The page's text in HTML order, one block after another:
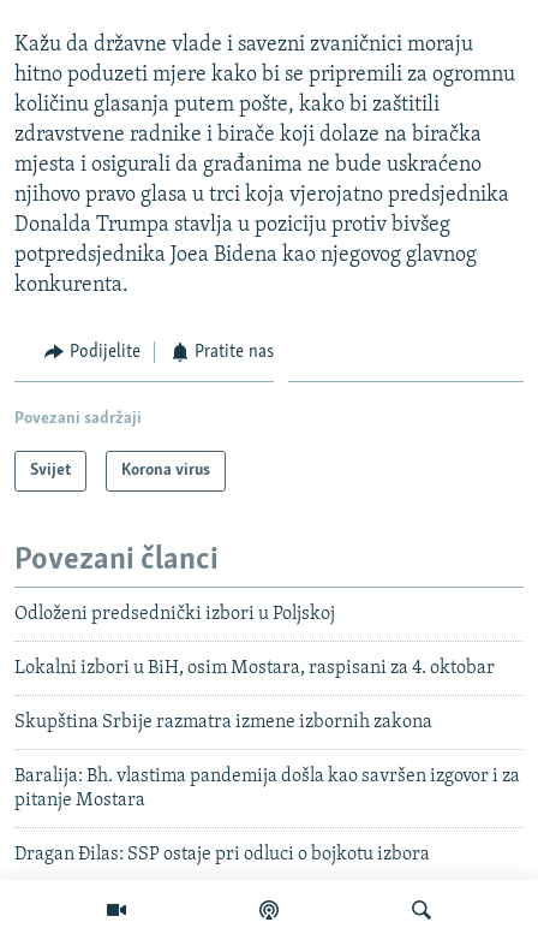
Kažu da državne vlade i savezni zvaničnici moraju
hitno poduzeti mjere kako bi se pripremili za ogromnu
količinu glasanja putem pošte, kako bi zaštitili
zdravstvene radnike i birače koji dolaze na biračka
mjesta i osigurali da građanima ne bude uskraćeno
njihovo pravo glasa u trci koja vjerojatno predsjednika
Donalda Trumpa stavlja u poziciju protiv bivšeg
potpredsjednika Joea Bidena kao njegovog glavnog
konkurenta.
Podijelite Pratite nas
Povezani sadržaji
Svijet Korona virus
Povezani članci
Odloženi predsednički izbori u Poljskoj
Lokalni izbori u BiH, osim Mostara, raspisani za 4. oktobar
Skupština Srbije razmatra izmene izbornih zakona
Baralija: Bh. vlastima pandemija došla kao savršen izgovor i za
pitanje Mostara
Dragan Đilas: SSP ostaje pri odluci o bojkotu izbora
Pastor raspisao pokrajinske izbore za 21. jun